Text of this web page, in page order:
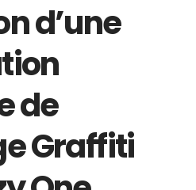
d’une
de
Graffiti